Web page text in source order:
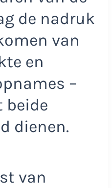
de nadruk
van
en
–
beide
dienen.
van